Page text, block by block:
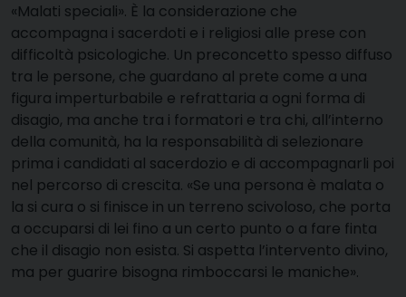
«Malati speciali». È la considerazione che
accompagna i sacerdoti e i religiosi alle prese con
difficoltà psicologiche. Un preconcetto spesso diffuso
tra le persone, che guardano al prete come a una
figura imperturbabile e refrattaria a ogni forma di
disagio, ma anche tra i formatori e tra chi, all’interno
della comunità, ha la responsabilità di selezionare
prima i candidati al sacerdozio e di accompagnarli poi
nel percorso di crescita. «Se una persona è malata o
la si cura o si finisce in un terreno scivoloso, che porta
a occuparsi di lei fino a un certo punto o a fare finta
che il disagio non esista. Si aspetta l’intervento divino,
ma per guarire bisogna rimboccarsi le maniche».